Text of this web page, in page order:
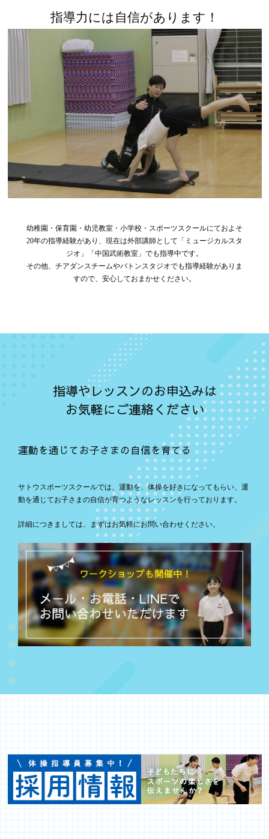
指導力には自信があります！
幼稚園・保育園・幼児教室・小学校・スポーツスクールにておよそ
20年の指導経験があり、現在は外部講師として「ミュージカルスタ
ジオ」「中国武術教室」でも指導中です。
その他、チアダンスチームやバトンスタジオでも指導経験がありま
すので、安心しておまかせください。
指導やレッスンのお申込みは
お気軽にご連絡ください
運動を通じてお子さまの自信を育てる
サトウスポーツスクールでは、運動を、体操を好きになってもらい、運
動を通じてお子さまの自信が育つようなレッスンを行っております。
詳細につきましては、まずはお気軽にお問い合わせください。